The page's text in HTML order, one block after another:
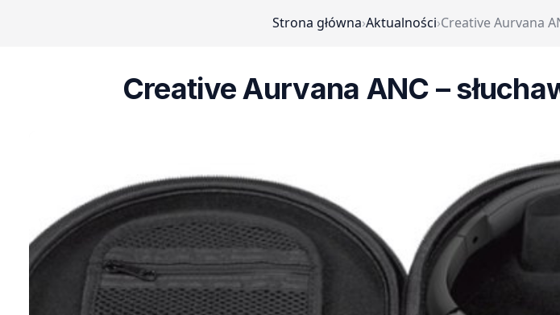
Strona główna›Aktualności›Creative Aurvana
Creative Aurvana ANC –